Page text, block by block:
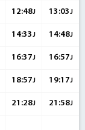
12:48J 13:03J
14:33J 14:48J
16:37J 16:57J
18:57J 19:17J
21:28J 21:58J